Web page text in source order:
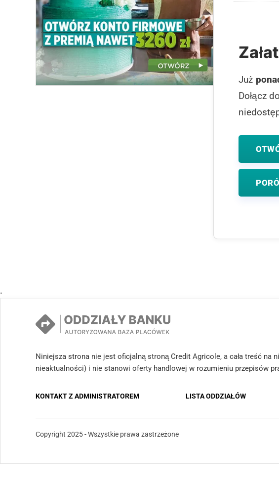
Już
Dołącz
.
Niniejsza strona nie jest oficjalną stroną Credit Agricole, a cała treść na
nieaktualności) i nie stanowi oferty handlowej w rozumieniu przepisów
KONTAKT Z ADMINISTRATOREM LISTA ODDZIAŁÓW
Copyright 2025 - Wszystkie prawa zastrzeżone